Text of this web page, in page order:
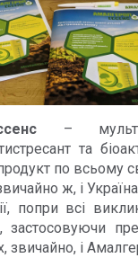
–
та
по всьому
ж, і
попри всі
застосовуючи
звичайно, і